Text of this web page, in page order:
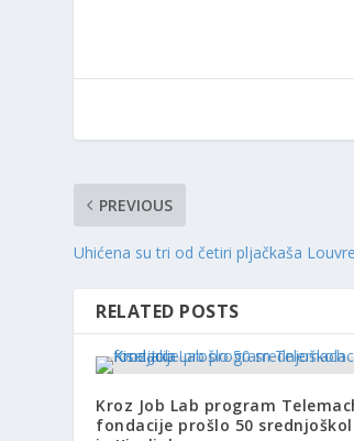
PREVIOUS
Uhićena su tri od četiri pljačkaša
RELATED POSTS
Kroz Job Lab program
fondacije prošlo 50